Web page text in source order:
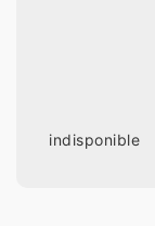
indisponible